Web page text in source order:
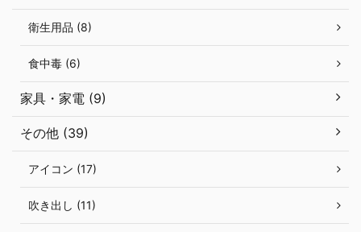
衛生用品 (8)
食中毒 (6)
家具・家電 (9)
その他 (39)
アイコン (17)
吹き出し (11)